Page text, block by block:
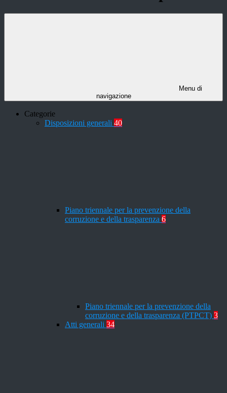
Menu di
navigazione
Categorie
Disposizioni generali 40
Piano triennale per la prevenzione della
corruzione e della trasparenza 6
Piano triennale per la prevenzione della
corruzione e della trasparenza (PTPCT) 3
Atti generali 34